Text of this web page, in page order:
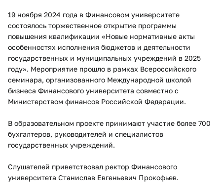
19 ноября 2024 года в Финансовом университете
состоялось торжественное открытие программы
повышения квалификации «Новые нормативные акты
особенностях исполнения бюджетов и деятельности
государственных и муниципальных учреждений в 2025
году». Мероприятие прошло в рамках Всероссийского
семинара, организованного Международной школой
бизнеса Финансового университета совместно с
Министерством финансов Российской Федерации.
В образовательном проекте принимают участие более 700
бухгалтеров, руководителей и специалистов
государственных учреждений.
Слушателей приветствовал ректор Финансового
университета Станислав Евгеньевич Прокофьев.